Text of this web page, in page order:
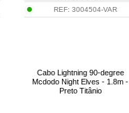
REF:3004504-VAR
Cabo Lightning 90-degree
Mcdodo Night Elves - 1.8m -
Preto Titânio